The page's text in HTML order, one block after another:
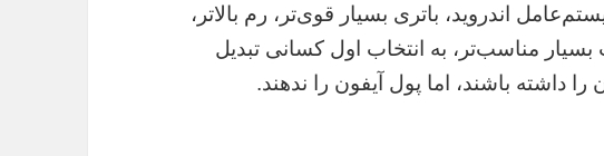
اندروید، باتری بسیار قوی‌تر، رم بالاتر،
مناسب‌تر، به انتخاب اول کسانی تبدیل
داشته باشند، اما پول آیفون را ندهند.